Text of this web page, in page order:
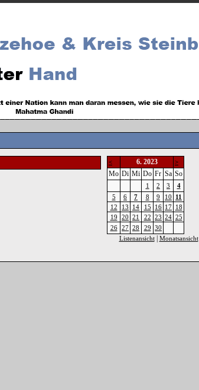
< 6. 2023 >
Mo Di Mi Do Fr Sa So
1 2 3
4
5
6 7 8 9 10
11
12
13 14 15 16 17 18
19
20 21 22 23 24 25
26
27 28 29 30
Listenansicht| Monatsansicht